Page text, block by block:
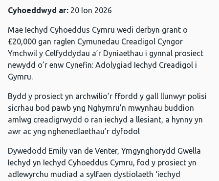
Cyhoeddwyd ar: 20 Ion 2026
Mae Iechyd Cyhoeddus Cymru wedi derbyn grant o
£20,000 gan raglen Cymunedau Creadigol Cyngor
Ymchwil y Celfyddydau a’r Dyniaethau i gynnal prosiect
newydd o’r enw Cynefin: Adolygiad Iechyd Creadigol i
Gymru.
Bydd y prosiect yn archwilio’r ffordd y gall llunwyr polisi
sicrhau bod pawb yng Nghymru’n mwynhau buddion
amlwg creadigrwydd o ran iechyd a llesiant, a hynny yn
awr ac yng nghenedlaethau’r dyfodol
Dywedodd Emily van de Venter, Ymgynghorydd Gwella
Iechyd yn Iechyd Cyhoeddus Cymru, fod y prosiect yn
adlewyrchu mudiad a sylfaen dystiolaeth ‘iechyd